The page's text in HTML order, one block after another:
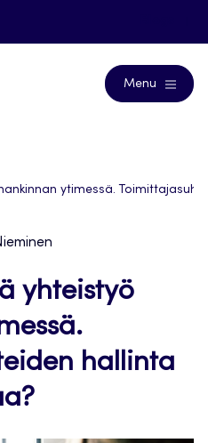
Menu
ytimessä.
yhteistyö
hallinta